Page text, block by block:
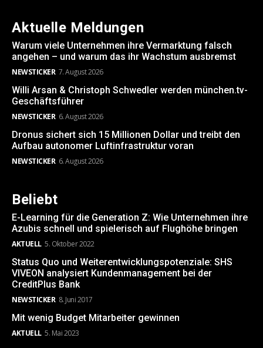
Aktuelle Meldungen
Warum viele Unternehmen ihre Vermarktung falsch
angehen – und warum das ihr Wachstum ausbremst
NEWSTICKER 7. August 2026
Willi Arsan & Christoph Schwedler werden münchen.tv-
Geschäftsführer
NEWSTICKER 6. August 2026
Dronus sichert sich 15 Millionen Dollar und treibt den
Aufbau autonomer Luftinfrastruktur voran
NEWSTICKER 6. August 2026
Beliebt
E-Learning für die Generation Z: Wie Unternehmen ihre
Azubis schnell und spielerisch auf Flughöhe bringen
AKTUELL 5. Oktober 2022
Status Quo und Weiterentwicklungspotenziale: SHS
VIVEON analysiert Kundenmanagement bei der
CreditPlus Bank
NEWSTICKER 8. Juni 2017
Mit wenig Budget Mitarbeiter gewinnen
AKTUELL 5. Mai 2023